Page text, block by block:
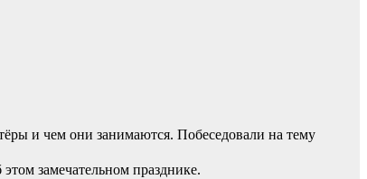
и чем они занимаются. Побеседовали на тему
замечательном празднике.